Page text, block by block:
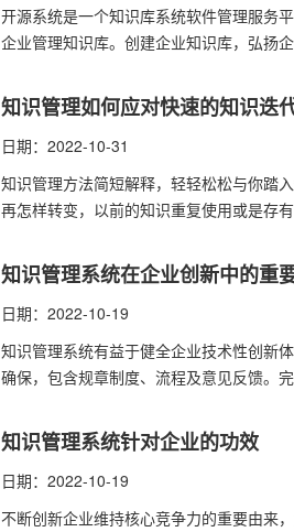
开源系统是一个知识库系统软件管理服务
企业管理知识库。创建企业知识库，弘扬
知识管理如何应对快速的知识迭
日期：2022-10-31
知识管理​方法简短解释，轻轻松松与你踏
再怎样转变，以前的知识重复使用或是存
知识管理系统在企业创新中的重
日期：2022-10-19
知识管理系统有益于健全企业技术性创新
确保，包含规章制度、流程及意见反馈。
知识管理系统针对企业的功效
日期：2022-10-19
不断创新企业维持核心竞争力的重要由来